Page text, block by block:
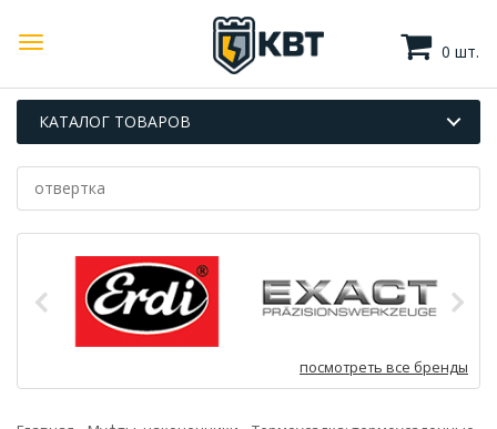
0 шт.
КАТАЛОГ ТОВАРОВ
посмотреть все бренды